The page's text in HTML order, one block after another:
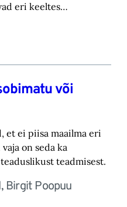
eri keeltes…
või
et ei piisa maailma eri
on seda ka
teadmisest.
Birgit Poopuu